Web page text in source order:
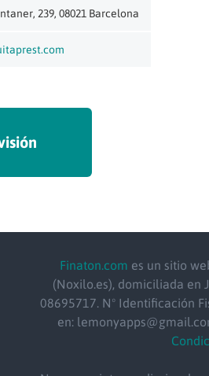
239, 08021 Barcelona
Finaton.com es un sitio
(Noxilo.es), domiciliada en
08695717. Nº Identificación
en: